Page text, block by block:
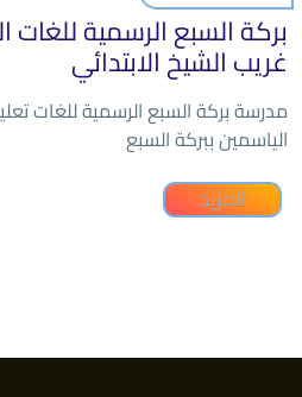
بركة السبع الرسمية
غريب الشيخ الابتدائي
مدرسة بركة السبع الرسمية للغات
الياسمين ببركة السبع
المزيد